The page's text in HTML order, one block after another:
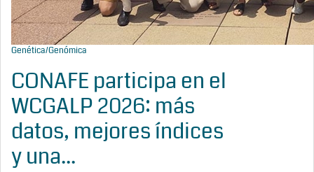
Genética/Genómica
CONAFE participa en el
WCGALP 2026: más
datos, mejores índices
y una...